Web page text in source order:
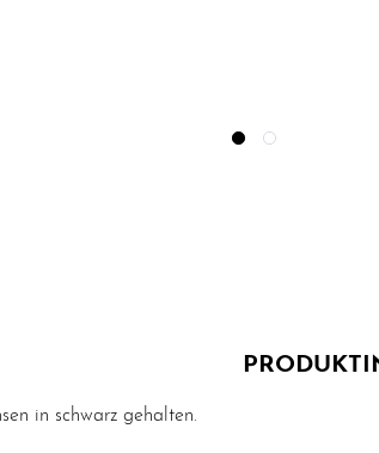
in schwarz gehalten.